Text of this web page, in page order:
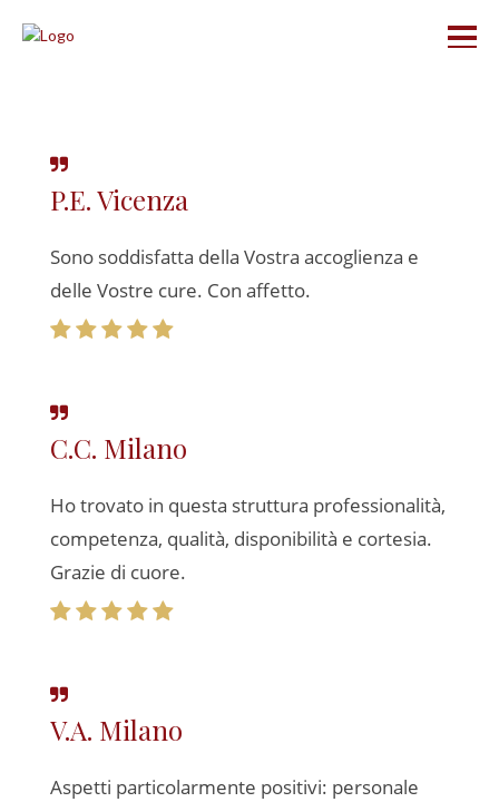
P.E. Vicenza
Sono soddisfatta della Vostra accoglienza e
delle Vostre cure. Con affetto.
C.C. Milano
Ho trovato in questa struttura professionalità,
competenza, qualità, disponibilità e cortesia.
Grazie di cuore.
V.A. Milano
Aspetti particolarmente positivi: personale